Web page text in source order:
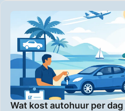
Wat kost autohuur per dag